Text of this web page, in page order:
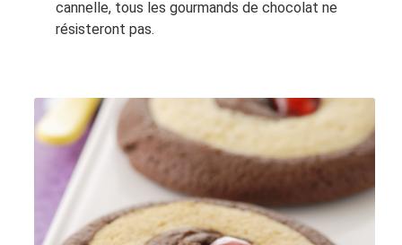
cannelle, tous les gourmands de chocolat ne
résisteront pas.